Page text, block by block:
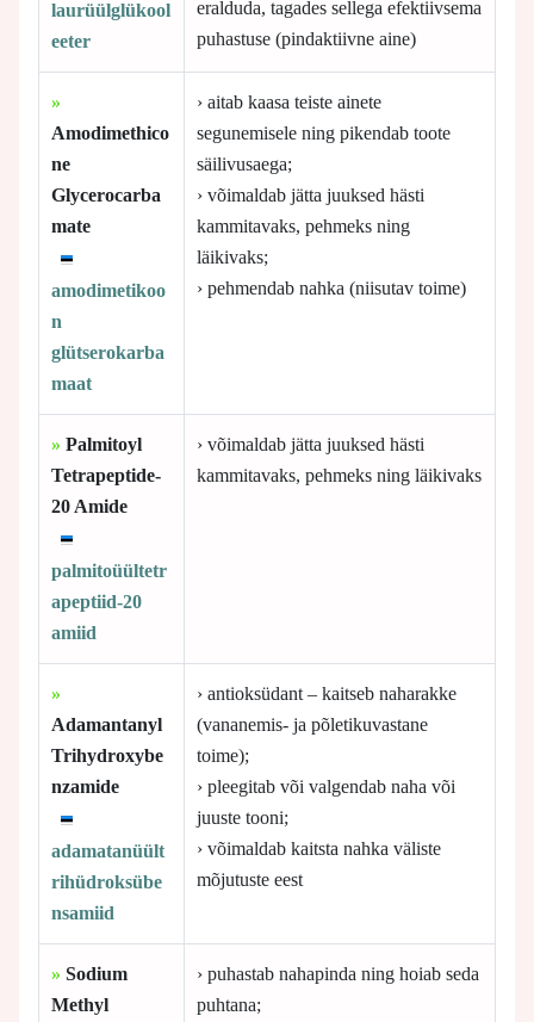
laurüülglükool
eeter
eralduda, tagades sellega efektiivsema
puhastuse (pindaktiivne aine)
»
Amodimethico
ne
Glycerocarba
mate
amodimetikoo
n
glütserokarba
maat
› aitab kaasa teiste ainete
segunemisele ning pikendab toote
säilivusaega;
› võimaldab jätta juuksed hästi
kammitavaks, pehmeks ning
läikivaks;
› pehmendab nahka (niisutav toime)
» Palmitoyl
Tetrapeptide-
20 Amide
palmitoüültetr
apeptiid-20
amiid
› võimaldab jätta juuksed hästi
kammitavaks, pehmeks ning läikivaks
»
Adamantanyl
Trihydroxybe
nzamide
adamatanüült
rihüdroksübe
nsamiid
› antioksüdant – kaitseb naharakke
(vananemis- ja põletikuvastane
toime);
› pleegitab või valgendab naha või
juuste tooni;
› võimaldab kaitsta nahka väliste
mõjutuste eest
» Sodium
Methyl
› puhastab nahapinda ning hoiab seda
puhtana;